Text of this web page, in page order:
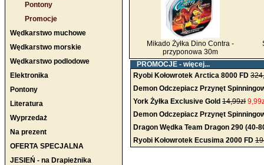
Pontony
Promocje
Wędkarstwo muchowe
Wędkarstwo morskie
Wędkarstwo podlodowe
Elektronika
Pontony
Literatura
Wyprzedaż
Na prezent
OFERTA SPECJALNA
JESIEŃ - na Drapieżnika
Mikado Żyłka Dino Contra -
przyponowa 30m
PROMOCJE - więcej...
Ryobi Kołowrotek Arctica 8000 FD
Demon Odczepiacz Przynęt
York Żyłka Exclusive Gold 14,99zł
Demon Odczepiacz Przynęt
Dragon Wędka Team Dragon 290 (40-
Ryobi Kołowrotek Ecusima 2000 FD